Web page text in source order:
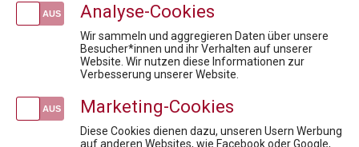
Market Access under Pressure: Konfliktfelder der Pharmaindustrie
Diskussionsreihe Market Access For Experts- Interaktive Session
Newsletteranmeldung
Analyse-Cookies
Wir sammeln und aggregieren Daten über unsere
Besucher*innen und ihr Verhalten auf unserer
Website. Wir nutzen diese Informationen zur
Verbesserung unserer Website.
Marketing-Cookies
Diese Cookies dienen dazu, unseren Usern Werbung
auf anderen Websites, wie Facebook oder Google,